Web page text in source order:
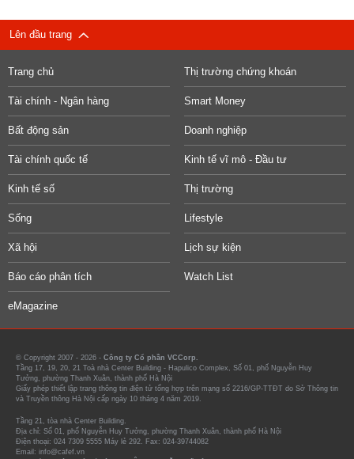
Lên đầu trang
Trang chủ Thị trường chứng khoán
Tài chính - Ngân hàng Smart Money
Bất động sản Doanh nghiệp
Tài chính quốc tế Kinh tế vĩ mô - Đầu tư
Kinh tế số Thị trường
Sống Lifestyle
Xã hội Lịch sự kiện
Báo cáo phân tích Watch List
eMagazine
© Copyright 2007 - 2026 - Công ty Cổ phần VCCorp.
Tầng 17, 19, 20, 21 Toà nhà Center Building - Hapulico Complex, Số 01, phố Nguyễn Huy
Tưởng, phường Thanh Xuân, thành phố Hà Nội
Giấy phép thiết lập trang thông tin điện tử tổng hợp trên mạng số 2216/GP-TTĐT do Sở Thông tin
và Truyền thông Hà Nội cấp ngày 10 tháng 4 năm 2019.
Tầng 21, tòa nhà Center Building.
Địa chỉ: Số 01, phố Nguyễn Huy Tưởng, phường Thanh Xuân, thành phố Hà Nội
Điện thoại: 024 7309 5555 Máy lẻ 292. Fax: 024-39744082
Email: info@cafef.vn